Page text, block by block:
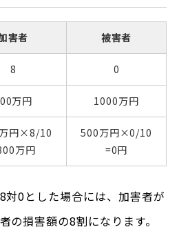
害者 被害者
8 0
万円 1000万円
円×8/10
万円
500万円×0/10
=0円
対0とした場合には、加害者が
の損害額の8割になります。